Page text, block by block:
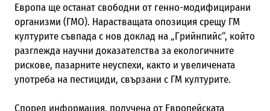
Европа ще останат свободни от генно-модифицирани
организми (ГМО). Нарастващата опозиция срещу ГМ
културите съвпада с нов доклад на „Грийнпийс“, който
разглежда научни доказателства за екологичните
рискове, пазарните неуспехи, както и увеличената
употреба на пестициди, свързани с ГМ културите.
Според информация, получена от Европейската